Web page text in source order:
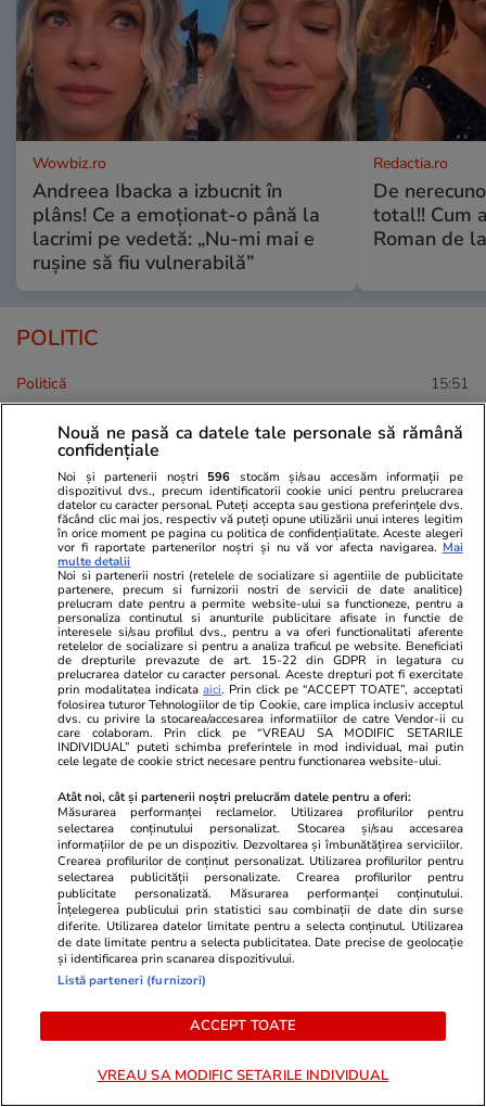
Wowbiz.ro
Andreea Ibacka a izbucnit în
plâns! Ce a emoționat-o până la
lacrimi pe vedetă: „Nu-mi mai e
rușine să fiu vulnerabilă”
Redactia.ro
De
total!! Cum
Roman de
POLITIC
Politică 15:51
Propunerile pentru noul guvern
făcute de Kelemen Hunor după
discuția cu Sorin Grindeanu:
„Sunt trei variante”
Politică 10:24
Subvențiile partidelor politice în
primele șase luni din 2026.
Cheltuirea banilor s-a făcut tot
fără transparență – analiză
Expert Forum
PARTENERI
Nouă ne pasă ca datele tale personale să rămână
confidențiale
Noi și partenerii noștri 596 stocăm și/sau accesăm informații pe
dispozitivul dvs., precum identificatorii cookie unici pentru prelucrarea
datelor cu caracter personal. Puteți accepta sau gestiona preferințele dvs.
făcând clic mai jos, respectiv vă puteți opune utilizării unui interes legitim
în orice moment pe pagina cu politica de confidențialitate. Aceste alegeri
vor fi raportate partenerilor noștri și nu vă vor afecta navigarea. Mai
multe detalii
Noi si partenerii nostri (retelele de socializare si agentiile de publicitate
partenere, precum si furnizorii nostri de servicii de date analitice)
prelucram date pentru a permite website-ului sa functioneze, pentru a
personaliza continutul si anunturile publicitare afisate in functie de
interesele si/sau profilul dvs., pentru a va oferi functionalitati aferente
retelelor de socializare si pentru a analiza traficul pe website. Beneficiati
de drepturile prevazute de art. 15-22 din GDPR in legatura cu
prelucrarea datelor cu caracter personal. Aceste drepturi pot fi exercitate
prin modalitatea indicataaici. Prin click pe “ACCEPT TOATE”, acceptati
folosirea tuturor Tehnologiilor de tip Cookie, care implica inclusiv acceptul
dvs. cu privire la stocarea/accesarea informatiilor de catre Vendor-ii cu
care colaboram. Prin click pe “VREAU SA MODIFIC SETARILE
INDIVIDUAL” puteti schimba preferintele in mod individual, mai putin
cele legate de cookie strict necesare pentru functionarea website-ului.
Atât noi, cât și partenerii noștri prelucrăm datele pentru a oferi:
Măsurarea performanței reclamelor. Utilizarea profilurilor pentru
selectarea conținutului personalizat. Stocarea și/sau accesarea
informațiilor de pe un dispozitiv. Dezvoltarea și îmbunătățirea serviciilor.
Crearea profilurilor de conținut personalizat. Utilizarea profilurilor pentru
selectarea publicității personalizate. Crearea profilurilor pentru
publicitate personalizată. Măsurarea performanței conținutului.
Înțelegerea publicului prin statistici sau combinații de date din surse
diferite. Utilizarea datelor limitate pentru a selecta conținutul. Utilizarea
de date limitate pentru a selecta publicitatea. Date precise de geolocație
și identificarea prin scanarea dispozitivului.
Listă parteneri (furnizori)
ACCEPT TOATE
VREAU SA MODIFIC SETARILE INDIVIDUAL